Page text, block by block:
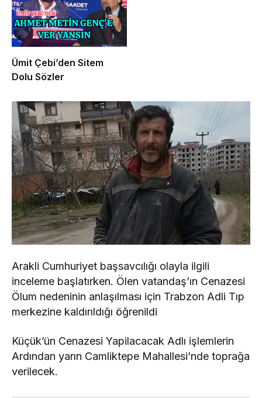
Ümit Çebi’den Sitem
Dolu Sözler
Arakli Cumhuriyet başsavcılığı olayla ilgili
inceleme başlatırken. Ölen vatandaş’ın Cenazesi
Ölum nedeninin anlaşılması için Trabzon Adli Tıp
merkezine kaldırıldığı öğrenildi
Küçük’ün Cenazesi Yapilacacak Adlı işlemlerin
Ardından yarın Camliktepe Mahallesi’nde toprağa
verilecek.